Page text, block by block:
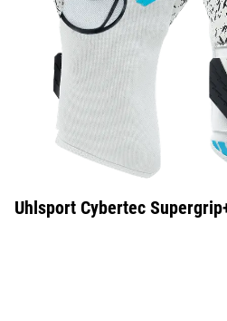
Uhlsport Cybertec